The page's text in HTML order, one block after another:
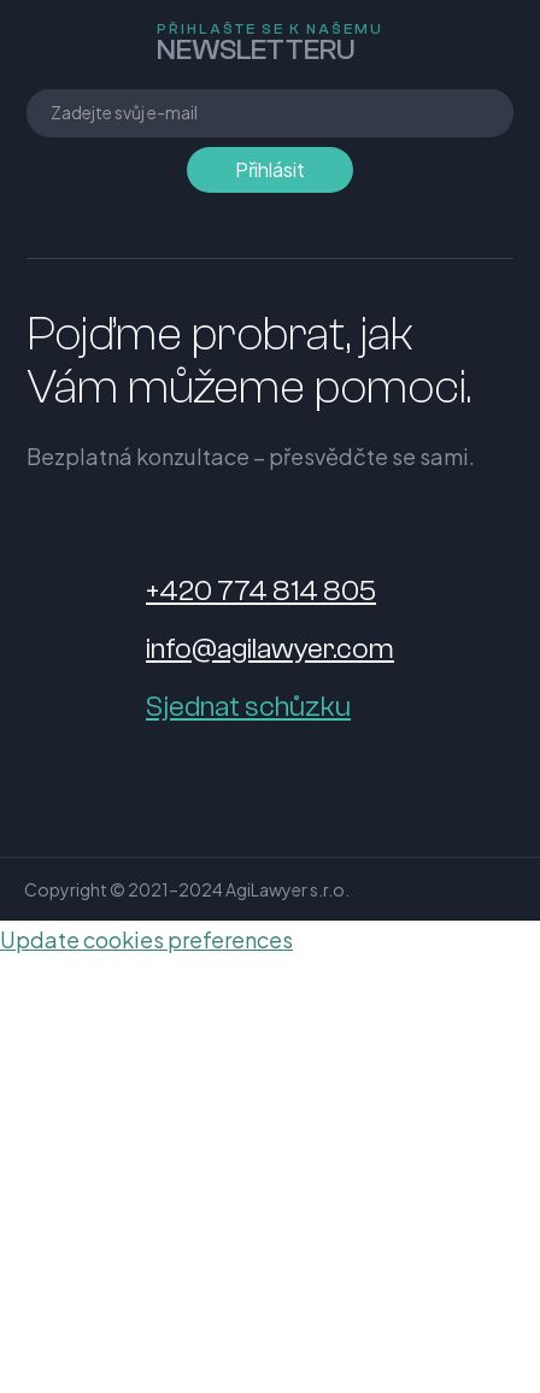
PŘIHLAŠTE SE K NAŠEMU
NEWSLETTERU
Pojďme probrat, jak
Vám můžeme pomoci.
Bezplatná konzultace – přesvědčte se sami.
+420 774 814 805
info@agilawyer.com
Sjednat schůzku
Copyright © 2021–2024 AgiLawyer s.r.o.
Update cookies preferences